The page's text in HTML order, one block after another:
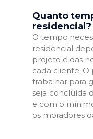
Quanto
residencial?
O tempo
residencial
projeto e das
cada cliente. O
trabalhar para
seja concluída
e com o
os moradores